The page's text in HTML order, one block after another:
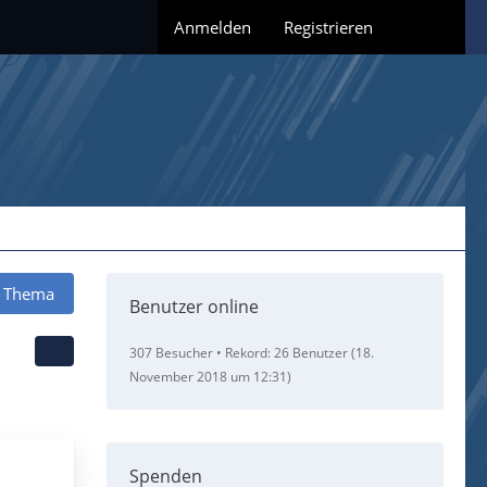
Anmelden Registrieren
Benutzer online
307 Besucher Rekord: 26 Benutzer (18.
November 2018 um 12:31)
Spenden